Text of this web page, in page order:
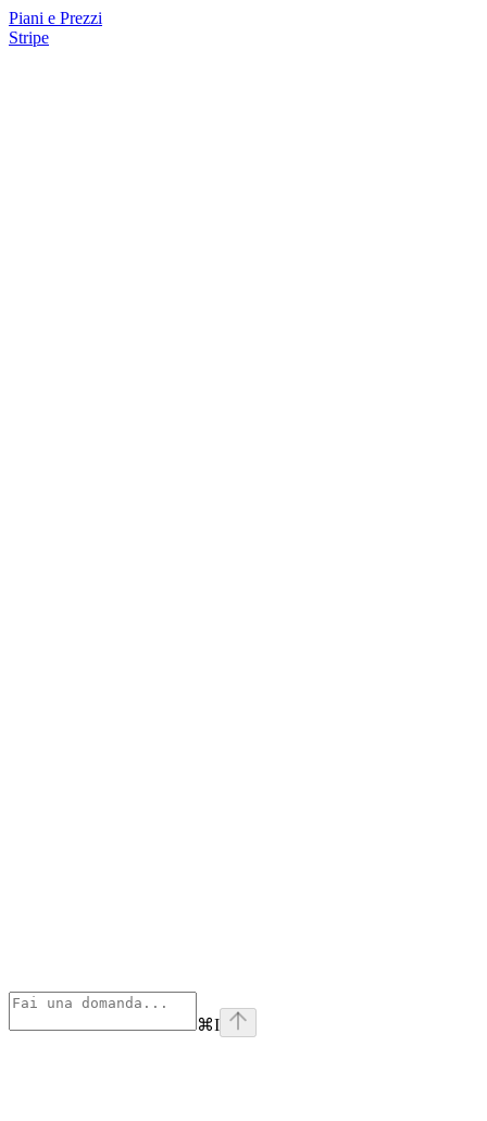
Piani e Prezzi
Stripe
⌘I